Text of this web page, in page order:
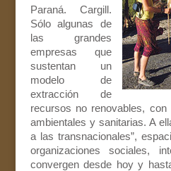
Paraná. Cargill.
Sólo algunas de
las grandes
empresas que
sustentan un
modelo de
extracción de
recursos no renovables,
ambientales y sanitarias. A
a las transnacionales”,
organizaciones sociales,
convergen desde hoy y